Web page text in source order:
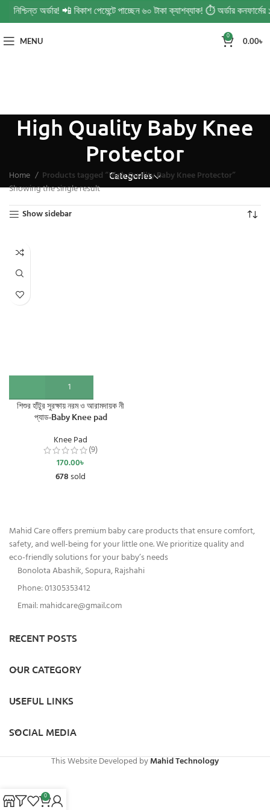
নিশ্চিন্ত অর্ডার! 📲 বিকাশ পেমেন্টে পাচ্ছেন ৬০ টাকা ক্যাশব্যাক! ⏱️ অর্ডার
MENU 0 0.00৳
High Quality Baby Knee
Protector
Categories
Home
Products tagged “High Quality Baby Knee Protector”
Showing the single result
Show sidebar
শিশুর হাঁটুর সুরক্ষায় নরম ও আরামদায়ক নী
প্যাড-Baby Knee pad
Knee Pad
(9)
170.00৳
678sold
Mahid Care offers premium baby care products that ensure comfort,
safety, and well-being for your little one. We prioritize quality and
eco-friendly solutions for your baby’s needs
Bonolota Abashik, Sopura, Rajshahi
Phone: 01305353412
Email:mahidcare@gmail.com
RECENT POSTS
OUR CATEGORY
USEFUL LINKS
SOCIAL MEDIA
This Website Developed byMahid Technology
0